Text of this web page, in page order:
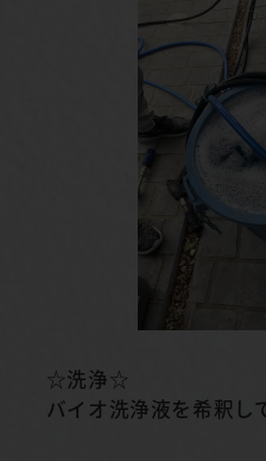
☆洗浄☆
バイオ洗浄液を希釈し